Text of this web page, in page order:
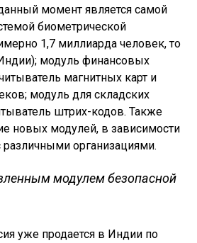
момент является самой
биометрической
1,7 миллиарда человек, то
модуль финансовых
магнитных карт и
модуль для складских
штрих-кодов. Также
новых модулей, в зависимости
различными организациями.
модулембезопасной
уже продается в Индии по